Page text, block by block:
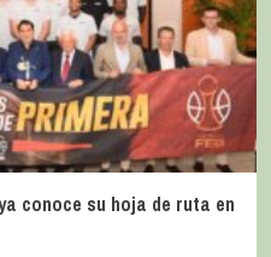
conoce su hoja de ruta en